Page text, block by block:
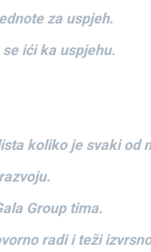
za uspjeh.
ići ka uspjehu.
koliko je svaki od
Group tima.
radi i teži